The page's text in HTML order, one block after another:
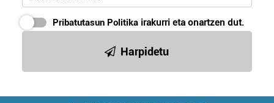
Pribatutasun Politika irakurri eta onartzen dut.
Harpidetu